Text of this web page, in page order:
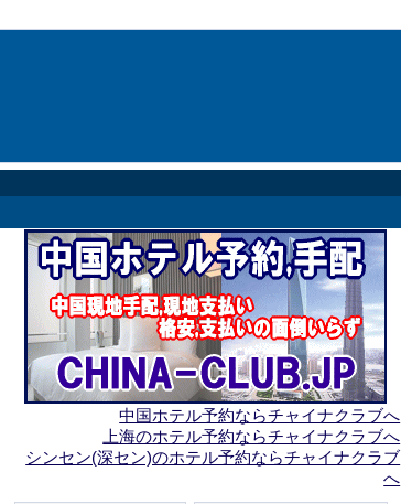
中国ホテル予約ならチャイナクラブへ
上海のホテル予約ならチャイナクラブへ
シンセン(深セン)のホテル予約ならチャイナクラブ
へ